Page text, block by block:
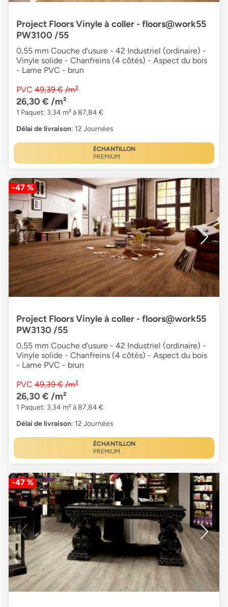
Project Floors Vinyle à coller - floors@work55
PW3100 /55
0,55 mm Couche d'usure - 42 Industriel (ordinaire) -
Vinyle solide - Chanfreins (4 côtés) - Aspect du bois
- Lame PVC - brun
PVC 49,39 € /m²
26,30 € /m²
1 Paquet: 3,34 m² à 87,84 €
Délai de livraison: 12 Journées
ÉCHANTILLON
PREMIUM
-47 %
Project Floors Vinyle à coller - floors@work55
PW3130 /55
0,55 mm Couche d'usure - 42 Industriel (ordinaire) -
Vinyle solide - Chanfreins (4 côtés) - Aspect du bois
- Lame PVC - brun
PVC 49,39 € /m²
26,30 € /m²
1 Paquet: 3,34 m² à 87,84 €
Délai de livraison: 12 Journées
ÉCHANTILLON
PREMIUM
-47 %